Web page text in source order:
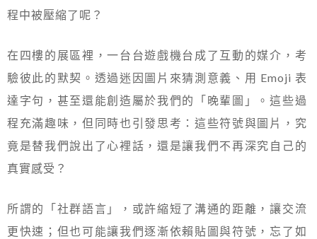
程中被壓縮了呢？
在四樓的展區裡，一台台遊戲機台成了互動的媒介，考
驗彼此的默契。透過迷因圖片來猜測意義、用 Emoji 表
達字句，甚至還能創造屬於我們的「晚輩圖」。這些過
程充滿趣味，但同時也引發思考：這些符號與圖片，究
竟是替我們說出了心裡話，還是讓我們不再深究自己的
真實感受？
所謂的「社群語言」，或許縮短了溝通的距離，讓交流
更快速；但也可能讓我們逐漸依賴貼圖與符號，忘了如